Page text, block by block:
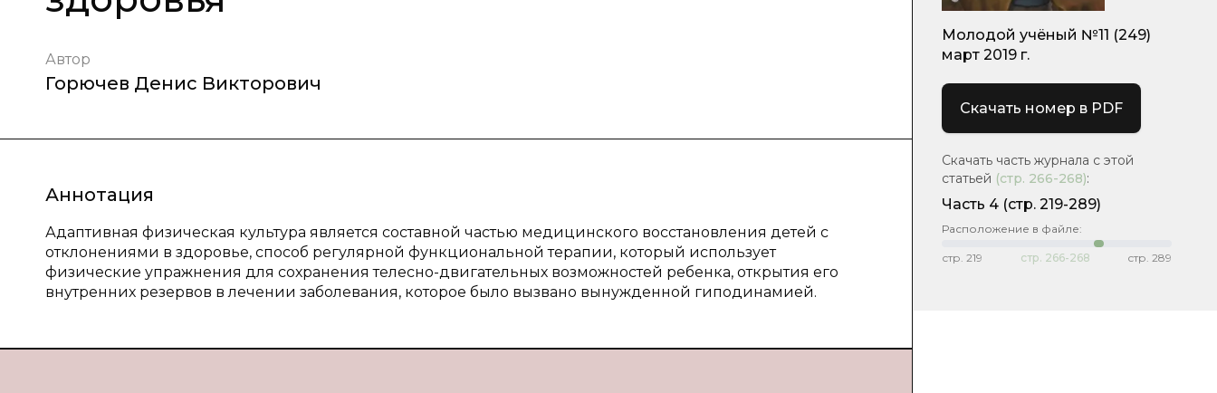
Автор
Горючев Денис Викторович
Аннотация
Адаптивная физическая культура является составной частью медицинского восстановления детей с
отклонениями в здоровье, способ регулярной функциональной терапии, который использует
физические упражнения для сохранения телесно-двигательных возможностей ребенка, открытия его
внутренних резервов в лечении заболевания, которое было вызвано вынужденной гиподинамией.
Молодой учёный №11 (249)
март 2019 г.
Скачать номер в PDF
Скачать часть журнала с этой
статьей (стр. 266-268):
Часть 4 (стр. 219-289)
Расположение в файле:
стр. 219 стр. 266-268 стр. 289